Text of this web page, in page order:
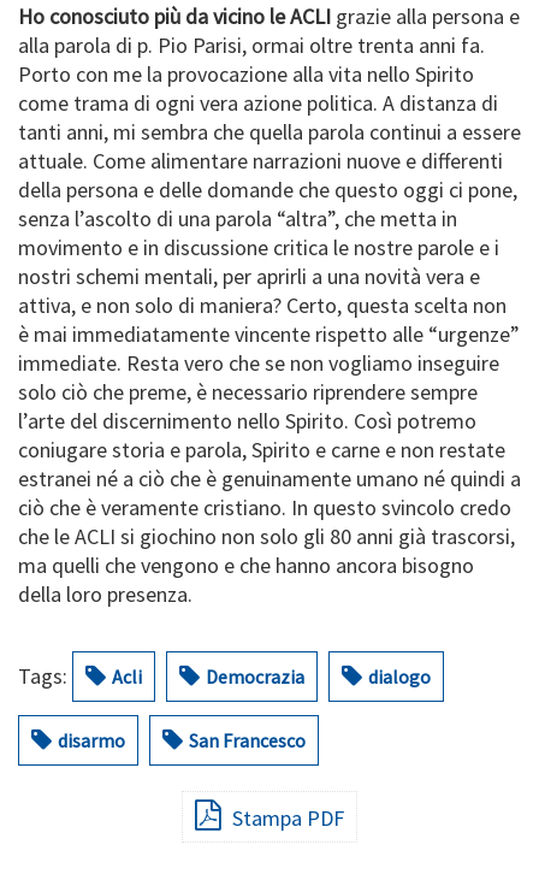
Ho conosciuto più da vicino le ACLI grazie alla persona e
alla parola di p. Pio Parisi, ormai oltre trenta anni fa.
Porto con me la provocazione alla vita nello Spirito
come trama di ogni vera azione politica. A distanza di
tanti anni, mi sembra che quella parola continui a essere
attuale. Come alimentare narrazioni nuove e differenti
della persona e delle domande che questo oggi ci pone,
senza l’ascolto di una parola “altra”, che metta in
movimento e in discussione critica le nostre parole e i
nostri schemi mentali, per aprirli a una novità vera e
attiva, e non solo di maniera? Certo, questa scelta non
è mai immediatamente vincente rispetto alle “urgenze”
immediate. Resta vero che se non vogliamo inseguire
solo ciò che preme, è necessario riprendere sempre
l’arte del discernimento nello Spirito. Così potremo
coniugare storia e parola, Spirito e carne e non restate
estranei né a ciò che è genuinamente umano né quindi a
ciò che è veramente cristiano. In questo svincolo credo
che le ACLI si giochino non solo gli 80 anni già trascorsi,
ma quelli che vengono e che hanno ancora bisogno
della loro presenza.
Tags: Acli Democrazia dialogo
disarmo San Francesco
Stampa PDF